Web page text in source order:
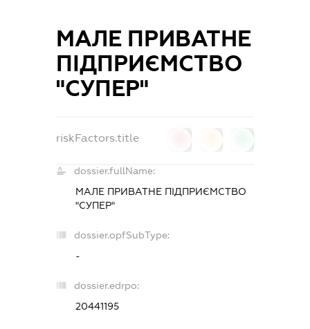
МАЛЕ ПРИВАТНЕ
ПІДПРИЄМСТВО
"СУПЕР"
riskFactors.title
dossier.fullName:
МАЛЕ ПРИВАТНЕ ПІДПРИЄМСТВО
"СУПЕР"
dossier.opfSubType:
-
dossier.edrpo:
20441195